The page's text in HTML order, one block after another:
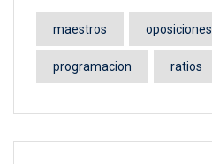
maestros oposiciones
programacion ratios